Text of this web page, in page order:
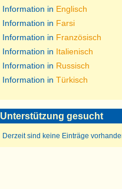
Information in Englisch
Information in Farsi
Information in Französisch
Information in Italienisch
Information in Russisch
Information in Türkisch
Unterstützung gesucht
Derzeit sind keine Einträge